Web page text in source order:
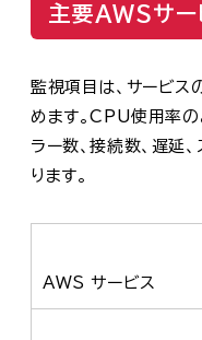
主要AWSサー
監視項目は、サービス
めます。CPU使用率の
ラー数、接続数、遅延
ります。
AWS サービス